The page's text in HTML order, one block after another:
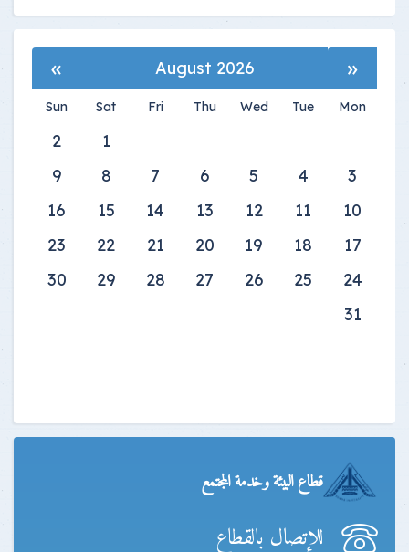
«
August 2026
»
Mon
Tue
Wed
Thu
Fri
Sat
Sun
1
2
3
4
5
6
7
8
9
10
11
12
13
14
15
16
17
18
19
20
21
22
23
24
25
26
27
28
29
30
31
قطاع البيئة وخدمة المجتمع
للإتصال بالقطاع